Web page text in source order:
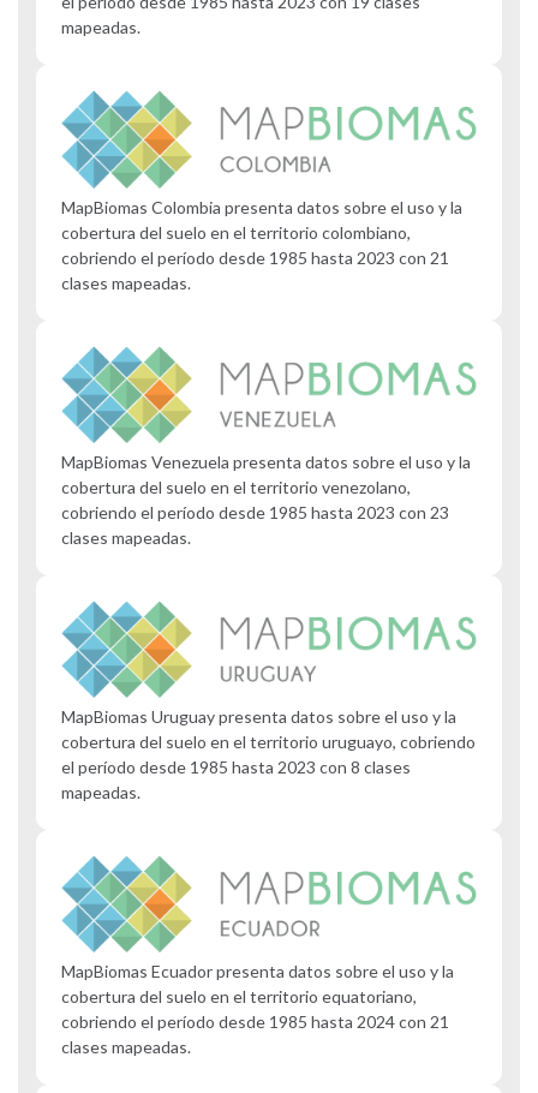
mapeadas.
MapBiomas Colombia presenta datos sobre el uso y la
cobertura del suelo en el territorio colombiano,
cobriendo el período desde 1985 hasta 2023 con 21
clases mapeadas.
MapBiomas Venezuela presenta datos sobre el uso y la
cobertura del suelo en el territorio venezolano,
cobriendo el período desde 1985 hasta 2023 con 23
clases mapeadas.
MapBiomas Uruguay presenta datos sobre el uso y la
cobertura del suelo en el territorio uruguayo, cobriendo
el período desde 1985 hasta 2023 con 8 clases
mapeadas.
MapBiomas Ecuador presenta datos sobre el uso y la
cobertura del suelo en el territorio equatoriano,
cobriendo el período desde 1985 hasta 2024 con 21
clases mapeadas.